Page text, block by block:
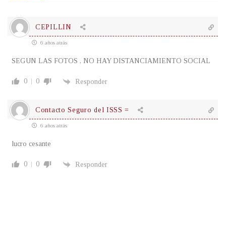
CEPILLIN
6 años atrás
SEGUN LAS FOTOS , NO HAY DISTANCIAMIENTO SOCIAL
0 0 Responder
Contacto Seguro del ISSS =
6 años atrás
lucro cesante
0 0 Responder